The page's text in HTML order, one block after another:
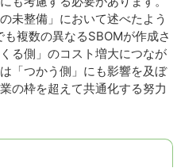
未整備」において述べたよう
複数の異なるSBOMが作成さ
る側」のコスト増大につなが
「つかう側」にも影響を及ぼ
の枠を超えて共通化する努力